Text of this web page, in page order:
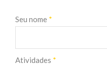
Seu nome *
Atividades *